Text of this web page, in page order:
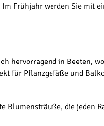
Frühjahr werden Sie mit
hervorragend in Beeten,
für Pflanzgefäße und
Blumensträuße, die jeden